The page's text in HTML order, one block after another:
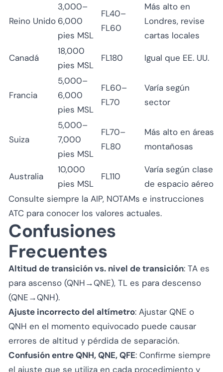
Reino Unido
3,000–
6,000
pies MSL
FL40–
FL60
Más alto en
Londres, revise
cartas locales
Canadá
18,000
pies MSL
FL180 Igual que EE. UU.
Francia
5,000–
6,000
pies MSL
FL60–
FL70
Varía según
sector
Suiza
5,000–
7,000
pies MSL
FL70–
FL80
Más alto en áreas
montañosas
Australia
10,000
pies MSL
FL110
Varía según clase
de espacio aéreo
Consulte siempre la AIP, NOTAMs e instrucciones
ATC para conocer los valores actuales.
Confusiones
Frecuentes
Altitud de transición vs. nivel de transición: TA es
para ascenso (QNH→QNE), TL es para descenso
(QNE→QNH).
Ajuste incorrecto del altímetro: Ajustar QNE o
QNH en el momento equivocado puede causar
errores de altitud y pérdida de separación.
Confusión entre QNH, QNE, QFE: Confirme siempre
el ajuste que se utiliza en cada procedimiento y